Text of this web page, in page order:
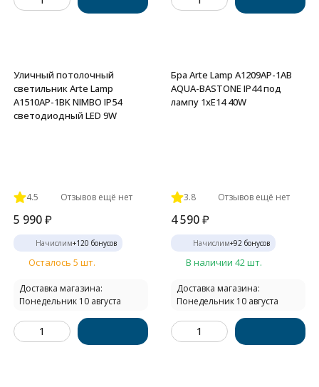
Уличный потолочный
светильник Arte Lamp
A1510AP-1BK NIMBO IP54
светодиодный LED 9W
4.5 Отзывов ещё нет
5 990₽
Начислим+120 бонусов
Осталось 5 шт.
Доставка магазина:
Понедельник 10 августа
Бра Arte Lamp A1209AP-1AB
AQUA-BASTONE IP44 под
лампу 1xE14 40W
3.8 Отзывов ещё нет
4 590₽
Начислим+92 бонусов
В наличии 42 шт.
Доставка магазина:
Понедельник 10 августа